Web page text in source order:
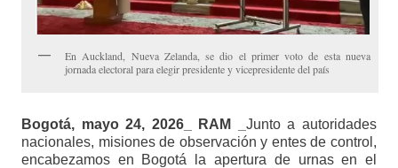
En Auckland, Nueva Zelanda, se dio el primer voto de esta nueva
jornada electoral para elegir presidente y vicepresidente del país
Bogotá, mayo 24, 2026_ RAM _ Junto a autoridades
nacionales, misiones de observación y entes de control,
encabezamos en Bogotá la apertura de urnas en el